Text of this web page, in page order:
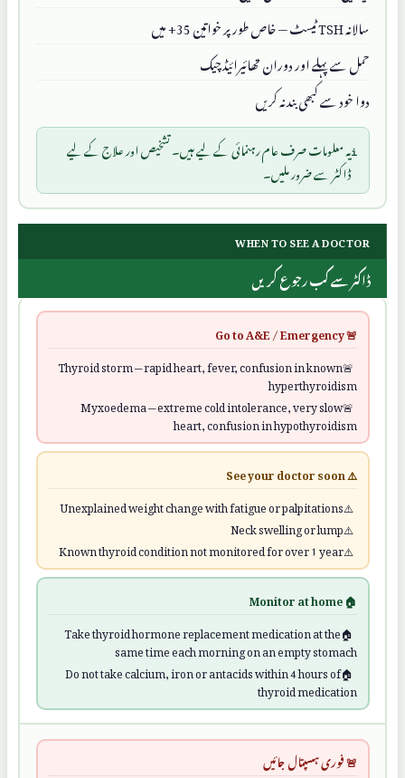
سالانہ TSH ٹیسٹ — خاص طور پر خواتین 35+ میں
حمل سے پہلے اور دوران تھائیرائیڈ چیک
دوا خود سے کبھی بند نہ کریں
ℹ️یہ معلومات صرف عام رہنمائی کے لیے ہیں۔ تشخیص اور علاج کے لیے
ڈاکٹر سے ضرور ملیں۔
WHEN TO SEE A DOCTOR
ڈاکٹر سے کب رجوع کریں
🚨 Go to A&E / Emergency
Thyroid storm — rapid heart, fever, confusion in known
hyperthyroidism
Myxoedema — extreme cold intolerance, very slow
heart, confusion in hypothyroidism
⚠️ See your doctor soon
Unexplained weight change with fatigue or palpitations
Neck swelling or lump
Known thyroid condition not monitored for over 1 year
🏠 Monitor at home
Take thyroid hormone replacement medication at the
same time each morning on an empty stomach
Do not take calcium, iron or antacids within 4 hours of
thyroid medication
🚨 فوری ہسپتال جائیں